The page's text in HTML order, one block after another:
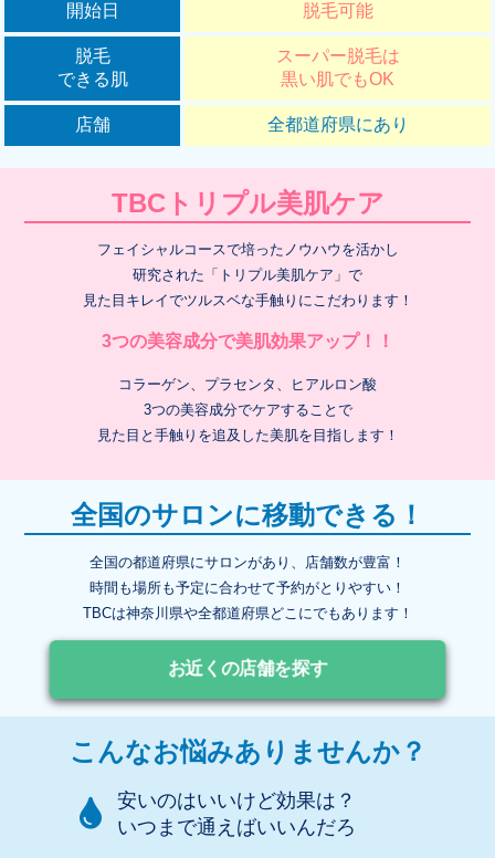
開始日 脱毛可能
脱毛
できる肌
スーパー脱毛は
黒い肌でもOK
店舗 全都道府県にあり
TBCトリプル美肌ケア
フェイシャルコースで培ったノウハウを活かし
研究された「トリプル美肌ケア」で
見た目キレイでツルスベな手触りにこだわります！
3つの美容成分で美肌効果アップ！！
コラーゲン、プラセンタ、ヒアルロン酸
3つの美容成分でケアすることで
見た目と手触りを追及した美肌を目指します！
全国のサロンに移動できる！
全国の都道府県にサロンがあり、店舗数が豊富！
時間も場所も予定に合わせて予約がとりやすい！
TBCは神奈川県や全都道府県どこにでもあります！
お近くの店舗を探す
こんなお悩みありませんか？
安いのはいいけど効果は？
いつまで通えばいいんだろ